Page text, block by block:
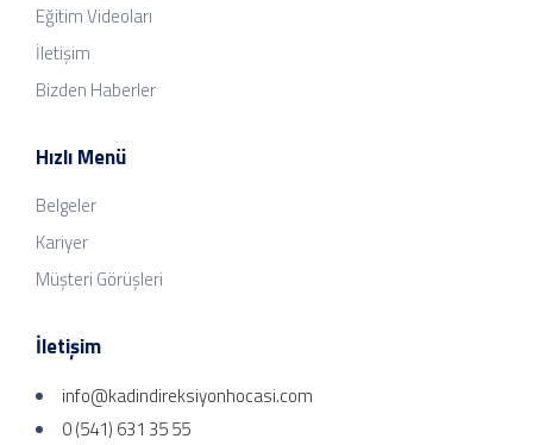
Eğitim Videoları
İletişim
Bizden Haberler
Hızlı Menü
Belgeler
Kariyer
Müşteri Görüşleri
İletişim
info@kadindireksiyonhocasi.com
0 (541) 631 35 55